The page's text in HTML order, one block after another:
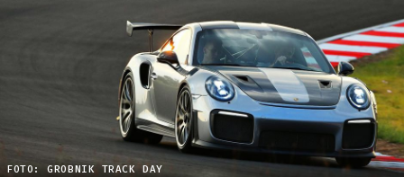
FOTO: GROBNIK TRACK DAY